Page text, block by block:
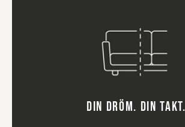
DIN DRÖM. DIN TAKT.